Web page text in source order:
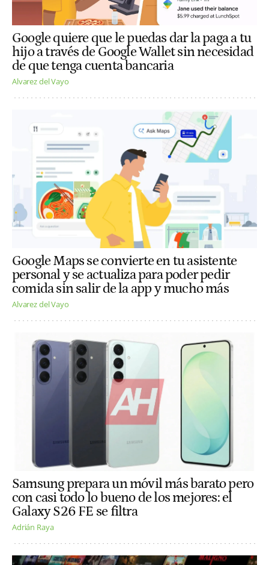
Google quiere que le puedas dar la paga a tu
hijo a través de Google Wallet sin necesidad
de que tenga cuenta bancaria
Alvarez del Vayo
Google Maps se convierte en tu asistente
personal y se actualiza para poder pedir
comida sin salir de la app y mucho más
Alvarez del Vayo
Samsung prepara un móvil más barato pero
con casi todo lo bueno de los mejores: el
Galaxy S26 FE se filtra
Adrián Raya